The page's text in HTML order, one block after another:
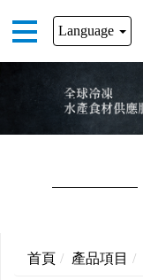
Language
首頁 產品項目